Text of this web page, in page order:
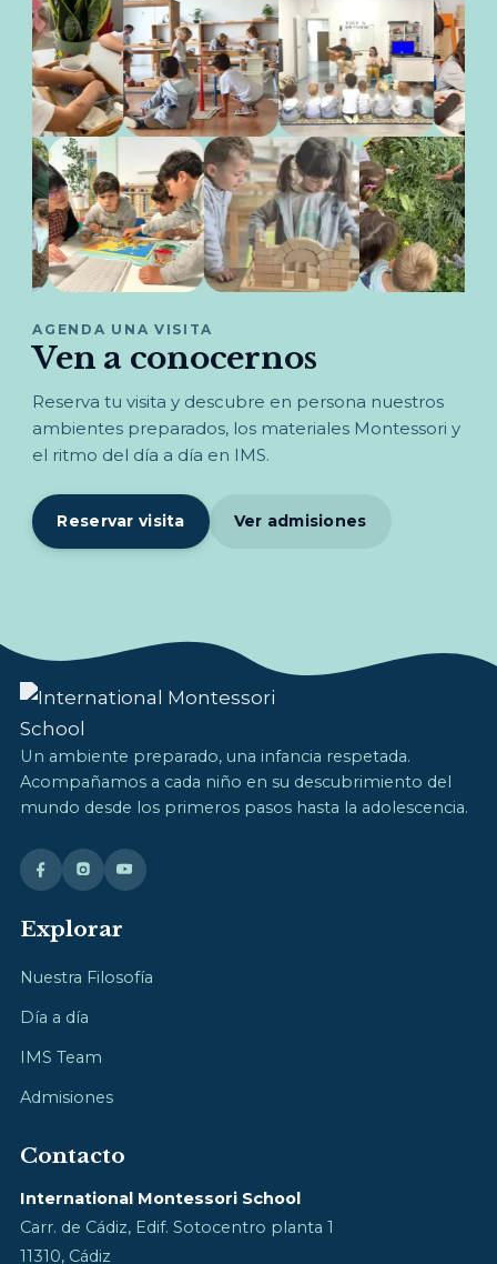
AGENDA UNA VISITA
Ven a conocernos
Reserva tu visita y descubre en persona nuestros
ambientes preparados, los materiales Montessori y
el ritmo del día a día en IMS.
Reservar visita Ver admisiones
Un ambiente preparado, una infancia respetada.
Acompañamos a cada niño en su descubrimiento del
mundo desde los primeros pasos hasta la adolescencia.
Explorar
Nuestra Filosofía
Día a día
IMS Team
Admisiones
Contacto
International Montessori School
Carr. de Cádiz, Edif. Sotocentro planta 1
11310, Cádiz